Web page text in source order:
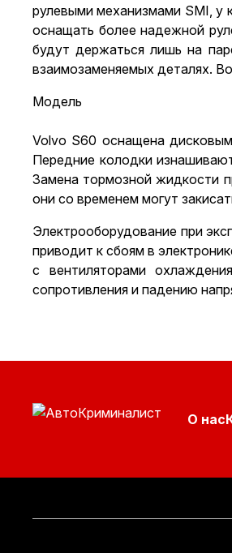
рулевыми механизмами SMI,
оснащать более надежной
будут держаться лишь на
взаимозаменяемых деталях.
Модель
Volvo S60 оснащена
Передние колодки
Замена тормозной жидкости
они со временем могут
Электрооборудование при
приводит к сбоям в
с вентиляторами
сопротивления и падению
О нас